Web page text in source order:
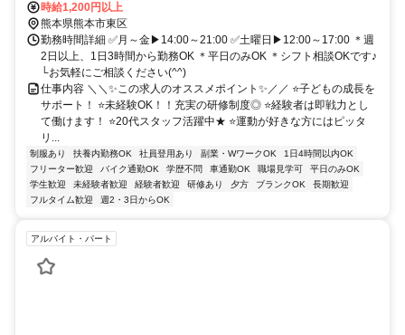
時給1,200円以上
熊本県熊本市東区
勤務時間詳細 ✅月～金▶14:00～21:00 ✅土曜日▶12:00～17:00 ＊週
2日以上、1日3時間から勤務OK ＊平日のみOK ＊シフト相談OKです♪
└お気軽にご相談ください(^^)
仕事内容 ＼＼✨この求人のオススメポイント✨／／ ⭐子どもの成長を
サポート！ ⭐未経験OK！！充実の研修制度◎ ⭐経験者は即戦力とし
て働けます！ ⭐20代スタッフ活躍中★ ⭐運動が好きな方にはピッタ
リ...
制服あり 扶養内勤務OK 社員登用あり 副業・WワークOK
1日4時間以内OK
フリーター歓迎
バイク通勤OK 学歴不問 車通勤OK 職場見学可
平日のみOK
学生歓迎
未経験者歓迎 経験者歓迎 研修あり 夕方 ブランクOK
長期歓迎
フルタイム歓迎
週2・3日からOK
アルバイト・パート